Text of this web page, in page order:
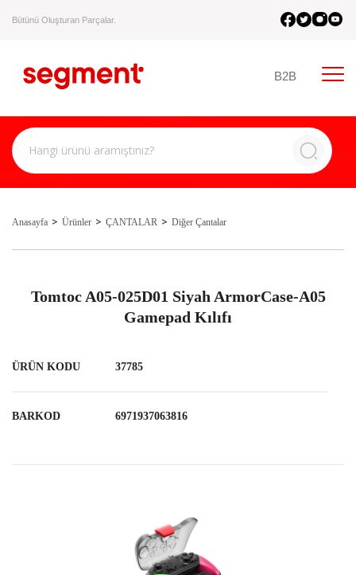
Bütünü Oluşturan Parçalar.
B2B
Anasayfa Ürünler ÇANTALAR Diğer Çantalar
Tomtoc A05-025D01 Siyah ArmorCase-A05
Gamepad Kılıfı
ÜRÜN KODU 37785
BARKOD 6971937063816